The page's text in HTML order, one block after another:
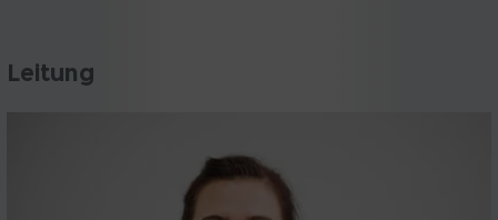
Leitung